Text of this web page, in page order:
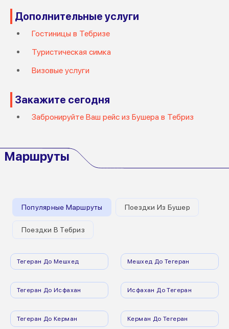
Дополнительные услуги
Гостиницы в Тебризе
Туристическая симка
Визовые услуги
Закажите сегодня
Забронируйте Ваш рейс из Бушера в Тебриз
Маршруты
Популярные Маршруты Поездки Из Бушер
Поездки В Тебриз
Тегеран До Мешхед Мешхед До Тегеран
Тегеран До Исфахан Исфахан До Тегеран
Тегеран До Керман Керман До Тегеран